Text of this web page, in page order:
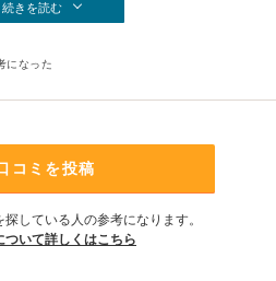
続きを読む
になった
コミを投稿
している人の参考になります。
ついて詳しくはこちら